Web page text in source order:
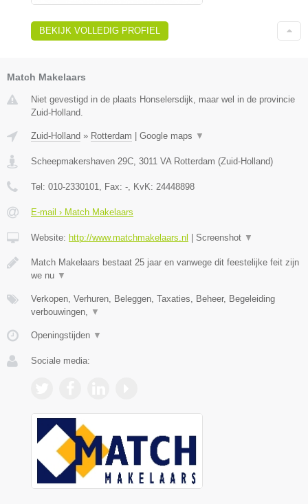
BEKIJK VOLLEDIG PROFIEL
Match Makelaars
Niet gevestigd in de plaats Honselersdijk, maar wel in de provincie
Zuid-Holland.
Zuid-Holland » Rotterdam Google maps ▼
Scheepmakershaven 29C, 3011 VA Rotterdam (Zuid-Holland)
Tel: 010-2330101, Fax: -, KvK: 24448898
E-mail › Match Makelaars
Website: http://www.matchmakelaars.nl Screenshot ▼
Match Makelaars bestaat 25 jaar en vanwege dit feestelijke feit zijn
we nu ▼
Verkopen, Verhuren, Beleggen, Taxaties, Beheer, Begeleiding
verbouwingen, ▼
Openingstijden ▼
Sociale media: